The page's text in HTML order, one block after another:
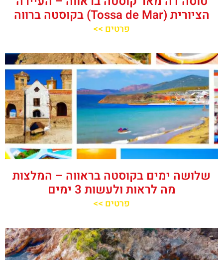
הציורית (Tossa de Mar) בקוסטה ברווה
פרטים >>
שלושה ימים בקוסטה בראווה – המלצות
מה לראות ולעשות 3 ימים
פרטים >>